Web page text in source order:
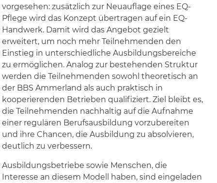
vorgesehen: zusätzlich zur Neuauflage eines EQ-
Pflege wird das Konzept übertragen auf ein EQ-
Handwerk. Damit wird das Angebot gezielt
erweitert, um noch mehr Teilnehmenden den
Einstieg in unterschiedliche Ausbildungsbereiche
zu ermöglichen. Analog zur bestehenden Struktur
werden die Teilnehmenden sowohl theoretisch an
der BBS Ammerland als auch praktisch in
kooperierenden Betrieben qualifiziert. Ziel bleibt es,
die Teilnehmenden nachhaltig auf die Aufnahme
einer regulären Berufsausbildung vorzubereiten
und ihre Chancen, die Ausbildung zu absolvieren,
deutlich zu verbessern.
Ausbildungsbetriebe sowie Menschen, die
Interesse an diesem Modell haben, sind eingeladen